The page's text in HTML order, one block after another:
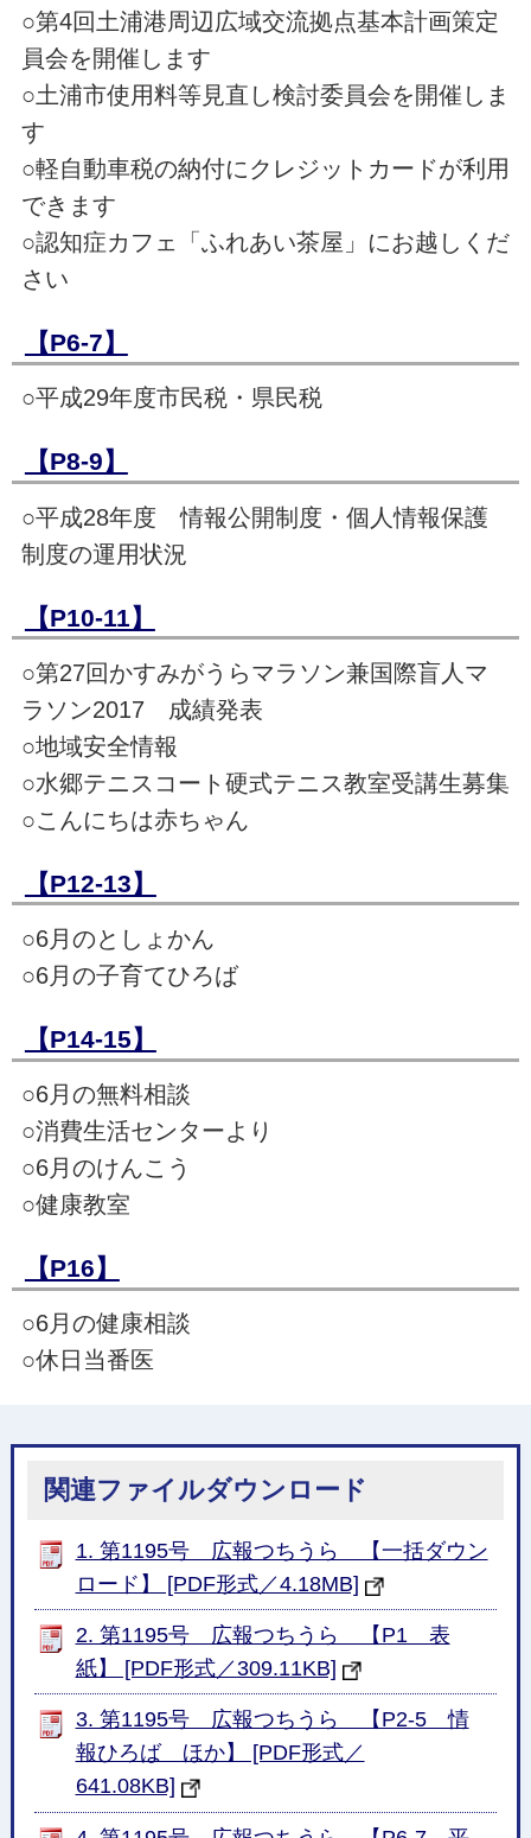
○第4回土浦港周辺広域交流拠点基本計画策定
員会を開催します
○土浦市使用料等見直し検討委員会を開催しま
す
○軽自動車税の納付にクレジットカードが利用
できます
○認知症カフェ「ふれあい茶屋」にお越しくだ
さい
【P6-7】
○平成29年度市民税・県民税
【P8-9】
○平成28年度 情報公開制度・個人情報保護
制度の運用状況
【P10-11】
○第27回かすみがうらマラソン兼国際盲人マ
ラソン2017 成績発表
○地域安全情報
○水郷テニスコート硬式テニス教室受講生募集
○こんにちは赤ちゃん
【P12-13】
○6月のとしょかん
○6月の子育てひろば
【P14-15】
○6月の無料相談
○消費生活センターより
○6月のけんこう
○健康教室
【P16】
○6月の健康相談
○休日当番医
関連ファイルダウンロード
1. 第1195号 広報つちうら 【一括ダウン
ロード】 [PDF形式／4.18MB]
2. 第1195号 広報つちうら 【P1 表
紙】 [PDF形式／309.11KB]
3. 第1195号 広報つちうら 【P2-5 情
報ひろば ほか】 [PDF形式／
641.08KB]